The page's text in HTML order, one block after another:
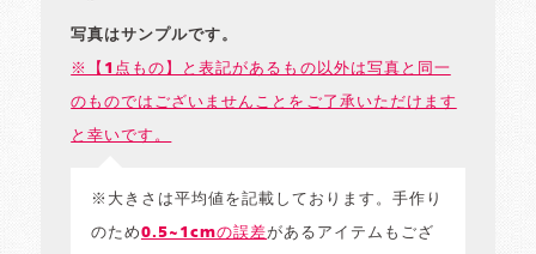
写真はサンプルです。
※【1点もの】と表記があるもの以外は写真と同一
のものではございませんことをご了承いただけます
と幸いです。
※大きさは平均値を記載しております。手作り
のため0.5~1cmの誤差があるアイテムもござ